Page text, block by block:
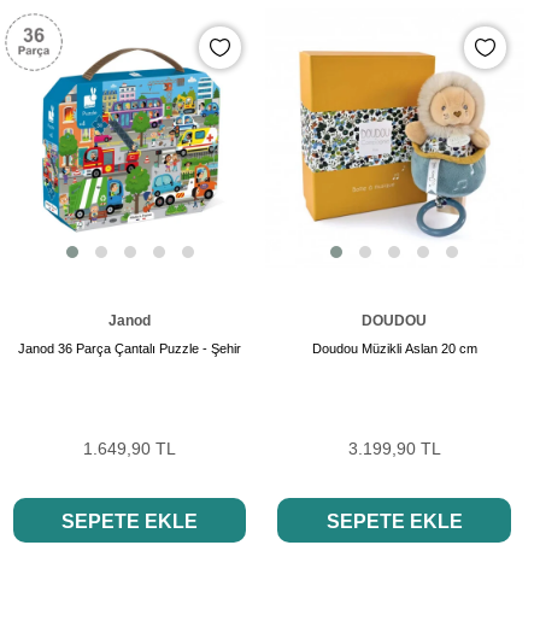
Janod
Janod 36 Parça Çantalı Puzzle - Şehir
1.649,90 TL
SEPETE EKLE
DOUDOU
Doudou Müzikli Aslan 20 cm
3.199,90 TL
SEPETE EKLE